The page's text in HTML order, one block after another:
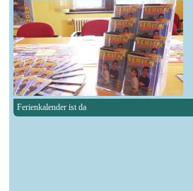
Ferienkalender ist da